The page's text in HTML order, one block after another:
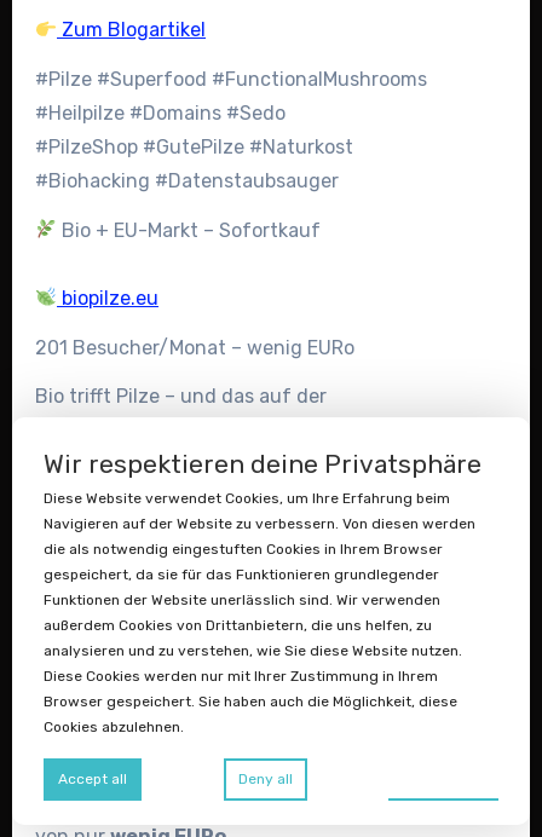
Zum Blogartikel
#Pilze #Superfood #FunctionalMushrooms
#Heilpilze #Domains #Sedo
#PilzeShop #GutePilze #Naturkost
#Biohacking #Datenstaubsauger
Bio + EU-Markt – Sofortkauf
biopilze.eu
201 Besucher/Monat – wenig EURo
Bio trifft Pilze – und das auf der
eine Domain, die sofort Vertrauen,
Natürlichkeit und EU-weite
Reichweite kommuniziert. Ideal für
zertifizierte Bio-Pilz-Produzenten,
Naturkost-Shops oder Heilpilz-Anbieter,
die den gesamten
europäischen Markt ansprechen wollen.
Mit über200 monatlichen Besuchern
bringt diese Domain
bereits nachgewiesenen Traffic mit – zum
fairen Sofortkaufpreis
Wir respektieren deine Privatsphäre
Diese Website verwendet Cookies, um Ihre Erfahrung beim
Navigieren auf der Website zu verbessern. Von diesen werden
die als notwendig eingestuften Cookies in Ihrem Browser
gespeichert, da sie für das Funktionieren grundlegender
Funktionen der Website unerlässlich sind. Wir verwenden
außerdem Cookies von Drittanbietern, die uns helfen, zu
analysieren und zu verstehen, wie Sie diese Website nutzen.
Diese Cookies werden nur mit Ihrer Zustimmung in Ihrem
Browser gespeichert. Sie haben auch die Möglichkeit, diese
Cookies abzulehnen.
Accept all Deny all